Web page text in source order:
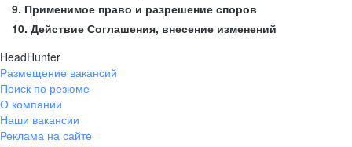
9. Применимое право и разрешение споров
10. Действие Соглашения, внесение изменений
HeadHunter
Размещение вакансий
Поиск по резюме
О компании
Наши вакансии
Реклама на сайте